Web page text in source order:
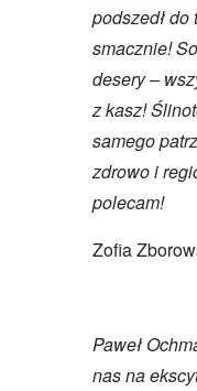
podszedł
smacznie!
desery –
z kasz!
samego
zdrowo i
polecam!
Zofia
Paweł
nas na